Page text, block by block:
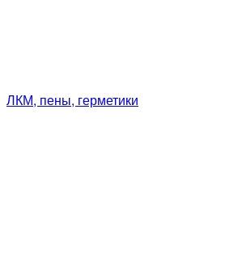
ЛКМ, пены, герметики